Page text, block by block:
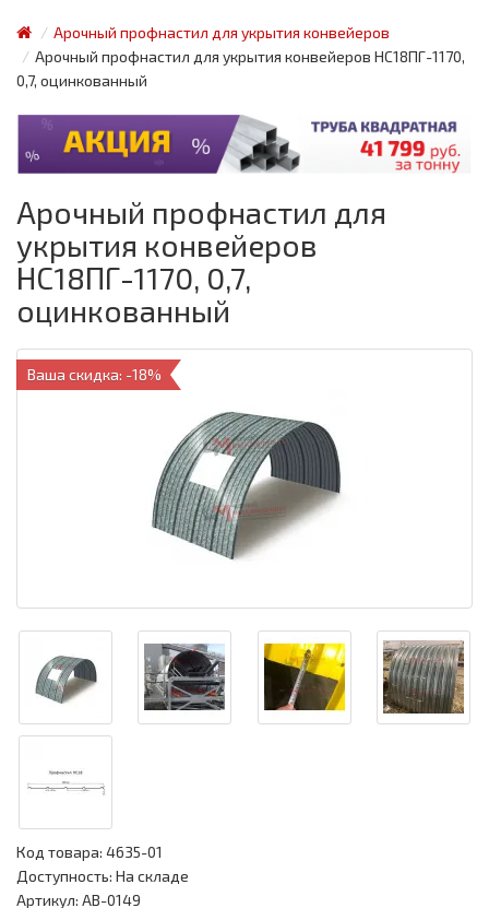
Арочный профнастил для укрытия конвейеров
Арочный профнастил для укрытия конвейеров НС18ПГ-1170,
0,7, оцинкованный
Арочный профнастил для
укрытия конвейеров
НС18ПГ-1170, 0,7,
оцинкованный
Ваша скидка: -18%
Код товара: 4635-01
Доступность: На складе
Артикул: АВ-0149